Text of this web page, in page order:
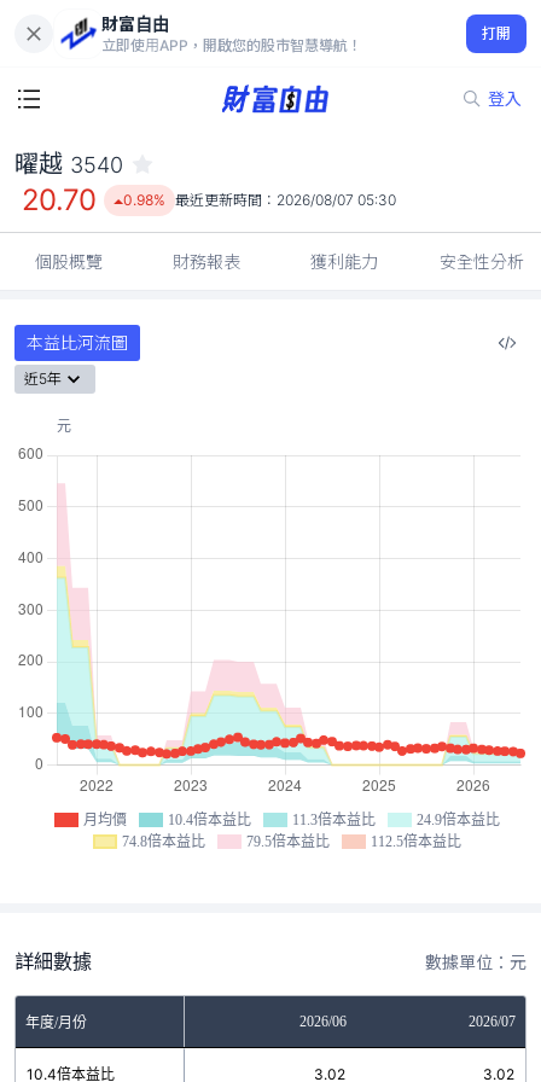
財富自由
立即使用APP，開啟您的股市智慧導航！
打開
登入
20.70
0.98%
曜越 3540
20.70 0.98% 最近更新時間： 2026/08/07 05:30
個股概覽 財務報表 獲利能力 安全性分析
本益比河流圖
近5年
月均價 10.4倍本益比 11.3倍本益比
24.9倍本益比
74.8倍本益比
79.5倍本益比 112.5倍本益比
詳細數據 數據單位：元
年度/月份 2026/06 2026/07
10.4倍本益比 3.02 3.02